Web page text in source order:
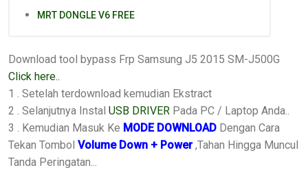
MRT DONGLE V6 FREE
Download tool bypass Frp Samsung J5 2015 SM-J500G
Click here..
1 . Setelah terdownload kemudian Ekstract
2 . Selanjutnya Instal USB DRIVER Pada PC / Laptop Anda..
3 . Kemudian Masuk Ke MODE DOWNLOAD Dengan Cara
Tekan Tombol Volume Down + Power,Tahan Hingga Muncul
Tanda Peringatan...